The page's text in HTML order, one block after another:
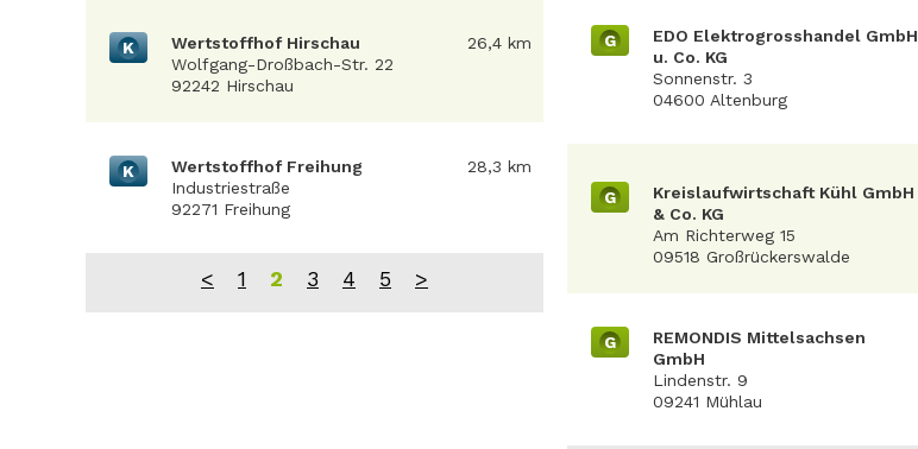
K
Wertstoffhof Hirschau
Wolfgang-Droßbach-Str. 22
92242 Hirschau
26,4 km
K
Wertstoffhof Freihung
Industriestraße
92271 Freihung
28,3 km
< 1 2 3 4 5 >
G
EDO Elektrogrosshandel GmbH
u. Co. KG
Sonnenstr. 3
04600 Altenburg
G
Kreislaufwirtschaft Kühl GmbH
& Co. KG
Am Richterweg 15
09518 Großrückerswalde
G
REMONDIS Mittelsachsen
GmbH
Lindenstr. 9
09241 Mühlau